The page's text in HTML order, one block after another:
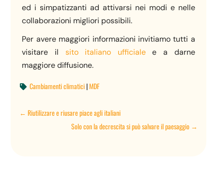
ed i simpatizzanti ad attivarsi nei modi e nelle
collaborazioni migliori possibili.
Per avere maggiori informazioni invitiamo tutti a
visitare il sito italiano ufficialee a darne
maggiore diffusione.
 Cambiamenti climatici|MDF
←Riutilizzare e riusare piace agli italiani
Solo con la decrescita si può salvare il paesaggio→